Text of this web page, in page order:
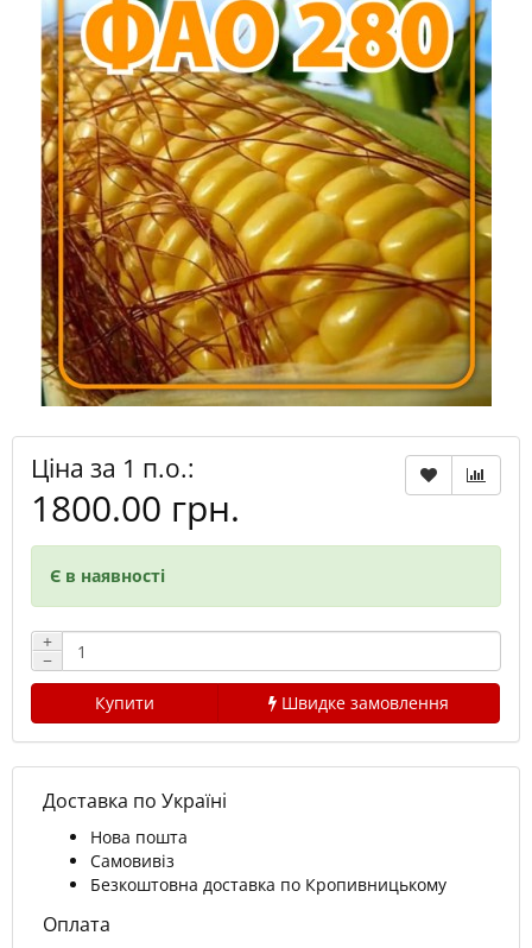
Ціна за 1 п.о.:
1800.00 грн.
Є в наявності
+
−
Купити
Швидке замовлення
Доставка по Україні
Нова пошта
Самовивіз
Безкоштовна доставка по Кропивницькому
Оплата